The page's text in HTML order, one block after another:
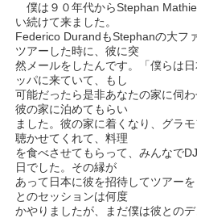
僕は９０年代からStephan
い続けて来ました。
Federico DurandもStephanの大フ
ツアーした時に、彼に突
然メールをしたんです。「僕らは
ッパに来ていて、もし
可能だったら是非あなたの家に伺
彼の家に泊めてもらい
ました。彼の家に着くなり、グラ
聴かせてくれて、料理
を食べさせてもらって、みんなで
日でした。その縁が
あって日本に彼を招待してツアー
とのセッションは何度
かやりましたが、まだ僕は彼との